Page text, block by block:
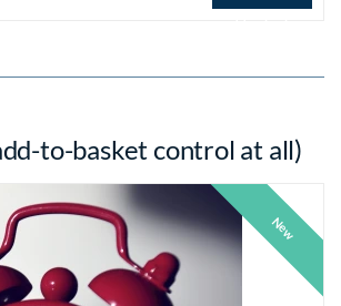
to-basket control at all)
New